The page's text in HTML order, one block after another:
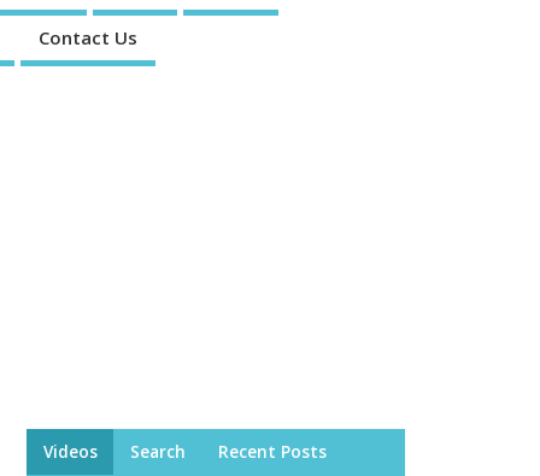
Contact Us
Videos Search Recent Posts